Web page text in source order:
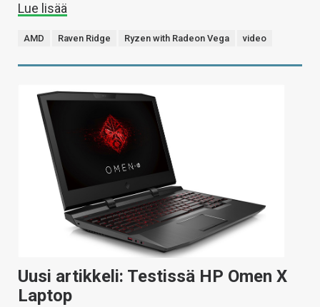
Lue lisää
AMD Raven Ridge Ryzen with Radeon Vega video
Uusi artikkeli: Testissä HP Omen X
Laptop